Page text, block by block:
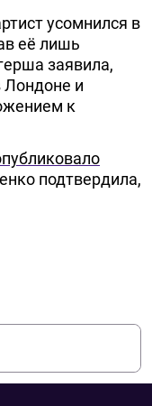
усомнился в
её лишь
заявила,
Лондоне и
к
подтвердила,